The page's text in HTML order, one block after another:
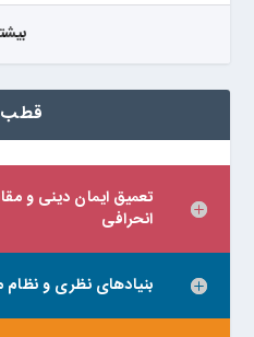
قطب
تعمیق ایمان دینی و
انحرافی
بنیادهای نظری و نظام